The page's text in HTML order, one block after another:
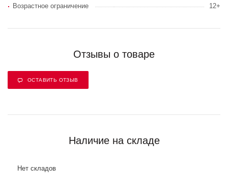
Возрастное ограничение
12+
Отзывы о товаре
ОСТАВИТЬ ОТЗЫВ
Наличие на складе
Нет складов